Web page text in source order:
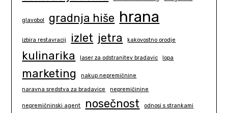
glavobol gradnja hiše hrana
izbira restavracij izlet jetra kakovostno orodje
kulinarika laser za odstranitev bradavic lopa
marketing nakup nepremičnine
naravna sredstva za bradavice nepremičinine
nepremičninski agent nosečnost odnosi s strankami